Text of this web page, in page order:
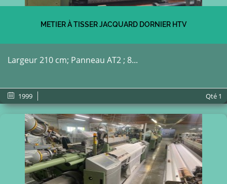
METIER À TISSER JACQUARD DORNIER HTV
Largeur 210 cm; Panneau AT2 ; 8...
1999 Qté 1